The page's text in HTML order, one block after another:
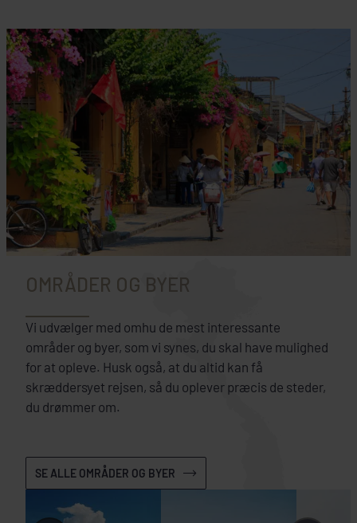
OMRÅDER OG BYER
Vi udvælger med omhu de mest interessante
områder og byer, som vi synes, du skal have mulighed
for at opleve. Husk også, at du altid kan få
skræddersyet rejsen, så du oplever præcis de steder,
du drømmer om.
SE ALLE OMRÅDER OG BYER